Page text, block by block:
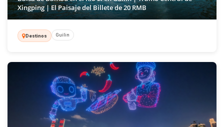
Xingping | El Paisaje del Billete de 20 RMB
Destinos Guilin